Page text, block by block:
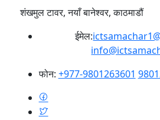
शंखमुल टावर, नयाँ बानेश्वर, काठमाडौं
ईमेल:
फोन: +977-9801263601